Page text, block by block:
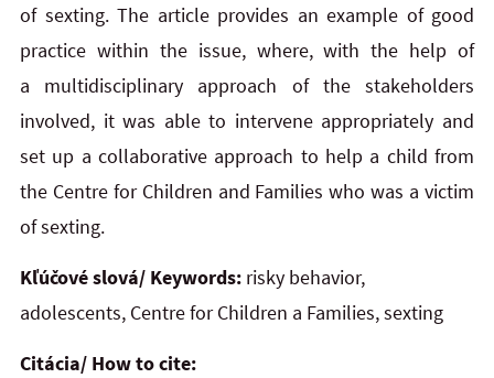
of sexting. The article provides an example of good
practice within the issue, where, with the help of
a multidisciplinary approach of the stakeholders
involved, it was able to intervene appropriately and
set up a collaborative approach to help a child from
the Centre for Children and Families who was a victim
of sexting.
Kľúčové slová/ Keywords: risky behavior,
adolescents, Centre for Children a Families, sexting
Citácia/ How to cite: